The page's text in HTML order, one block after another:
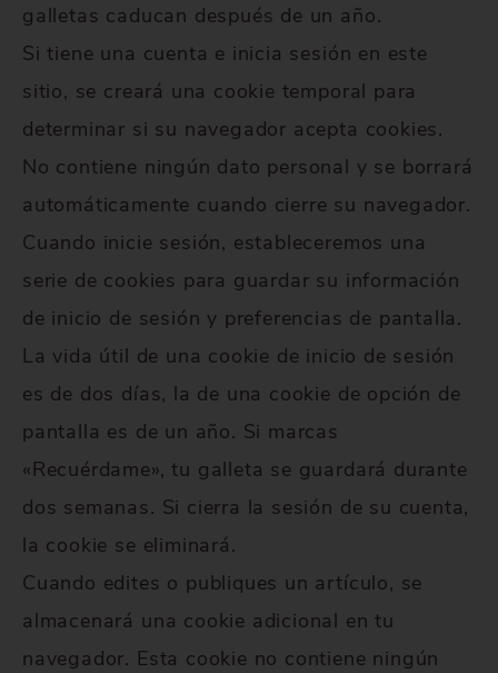
galletas caducan después de un año.
Si tiene una cuenta e inicia sesión en este
sitio, se creará una cookie temporal para
determinar si su navegador acepta cookies.
No contiene ningún dato personal y se borrará
automáticamente cuando cierre su navegador.
Cuando inicie sesión, estableceremos una
serie de cookies para guardar su información
de inicio de sesión y preferencias de pantalla.
La vida útil de una cookie de inicio de sesión
es de dos días, la de una cookie de opción de
pantalla es de un año. Si marcas
«Recuérdame», tu galleta se guardará durante
dos semanas. Si cierra la sesión de su cuenta,
la cookie se eliminará.
Cuando edites o publiques un artículo, se
almacenará una cookie adicional en tu
navegador. Esta cookie no contiene ningún